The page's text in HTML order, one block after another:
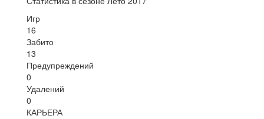
Игр
16
Забито
13
Предупреждений
0
Удалений
0
КАРЬЕРА